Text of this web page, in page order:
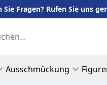
Sie Fragen? Rufen Sie uns
Ausschmückung